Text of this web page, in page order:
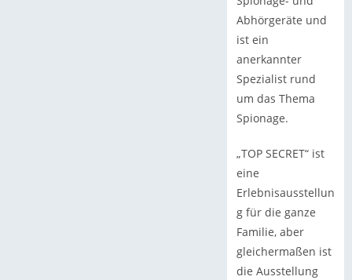
Abhörgeräte und
ist ein
anerkannter
Spezialist rund
um das Thema
Spionage.
„TOP SECRET“ ist
eine
Erlebnisausstellun
g für die ganze
Familie, aber
gleichermaßen ist
die Ausstellung